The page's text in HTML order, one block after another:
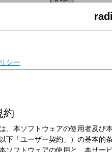
2024年10月30日（水）06:30～06:45